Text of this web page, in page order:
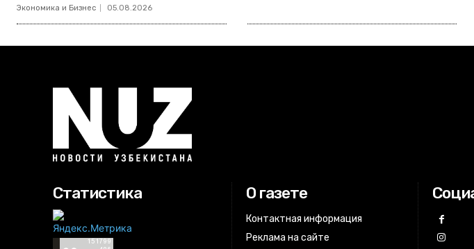
Экономика и Бизнес 05.08.2026
Статистика О газете
Контактная информация
Реклама на сайте